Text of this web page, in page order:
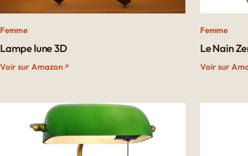
Femme
Lampe lune 3D
Voir sur Amazon
Femme
Le Nain
Voir sur